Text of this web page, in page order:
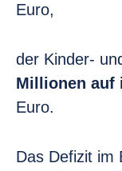
Euro,
der Kinder-
Millionen auf
Euro.
Das Defizit im